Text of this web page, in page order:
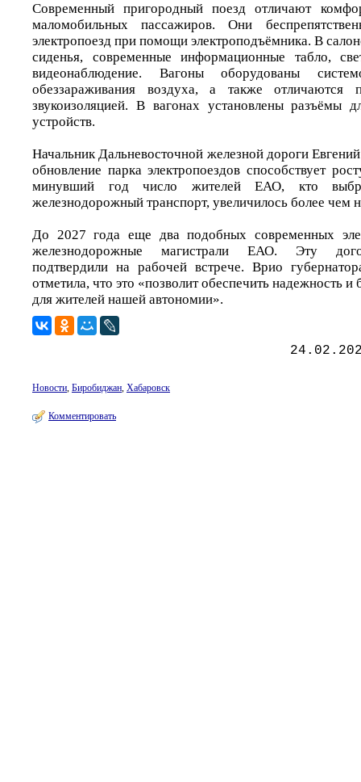
Современный пригородный поезд отличают
маломобильных пассажиров. Они
электропоезд при помощи электроподъёмника. В
сиденья, современные информационные табло,
видеонаблюдение. Вагоны оборудованы
обеззараживания воздуха, а также
звукоизоляцией. В вагонах установлены разъёмы
устройств.
Начальник Дальневосточной железной дороги
обновление парка электропоездов способствует
минувший год число жителей ЕАО, кто
железнодорожный транспорт, увеличилось более чем
До 2027 года еще два подобных современных
железнодорожные магистрали ЕАО. Эту
подтвердили на рабочей встрече. Врио
отметила, что это «позволит обеспечить надежность и
для жителей нашей автономии».
Новости, Биробиджан, Хабаровск
Комментировать